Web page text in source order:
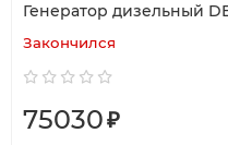
Генератор дизельный
Закончился
75030₽